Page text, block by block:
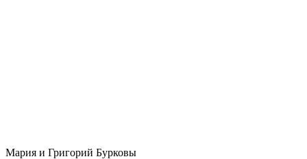
Мария и Григорий Бурковы